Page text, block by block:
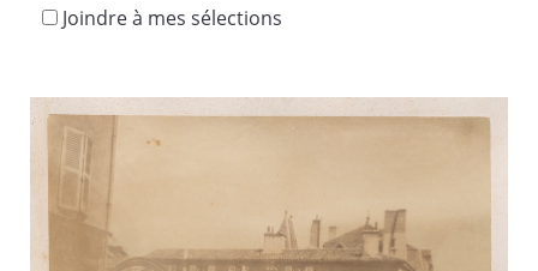
Joindre à mes sélections